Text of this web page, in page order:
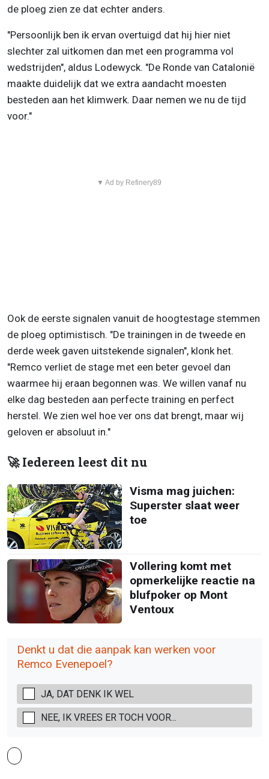
de ploeg zien ze dat echter anders.
"Persoonlijk ben ik ervan overtuigd dat hij hier niet
slechter zal uitkomen dan met een programma vol
wedstrijden", aldus Lodewyck. "De Ronde van Catalonië
maakte duidelijk dat we extra aandacht moesten
besteden aan het klimwerk. Daar nemen we nu de tijd
voor."
▼ Ad by Refinery89
Ook de eerste signalen vanuit de hoogtestage stemmen
de ploeg optimistisch. "De trainingen in de tweede en
derde week gaven uitstekende signalen", klonk het.
"Remco verliet de stage met een beter gevoel dan
waarmee hij eraan begonnen was. We willen vanaf nu
elke dag besteden aan perfecte training en perfect
herstel. We zien wel hoe ver ons dat brengt, maar wij
geloven er absoluut in."
🚀 Iedereen leest dit nu
Visma mag juichen:
Superster slaat weer
toe
Vollering komt met
opmerkelijke reactie na
blufpoker op Mont
Ventoux
Denkt u dat die aanpak kan werken voor
Remco Evenepoel?
JA, DAT DENK IK WEL
NEE, IK VREES ER TOCH VOOR...